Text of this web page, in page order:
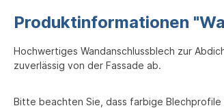
Produktinformationen
Hochwertiges Wandanschlussblech zur
zuverlässig von der Fassade ab.
Bitte beachten Sie, dass farbige